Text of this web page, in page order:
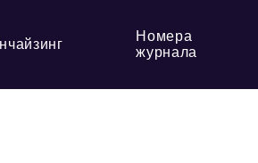
Номера
журнала